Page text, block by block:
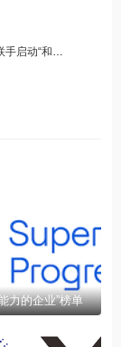
国王基金会（The King's Foundation）与FormationQ联手启动“和谐城市增长”项目，旨在利用量子优化技术助力城市规划可持续扩张
力的企业”榜单